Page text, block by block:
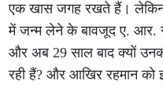
एक खास जगह रखते हैं। लेकिन
में जन्म लेने के बावजूद ए. आर.
और अब 29 साल बाद क्यों
रही हैं? और आखिर रहमान को